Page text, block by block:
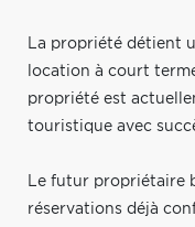
La propriété détient
location à court
propriété est
touristique avec
Le futur propriétaire
réservations déjà